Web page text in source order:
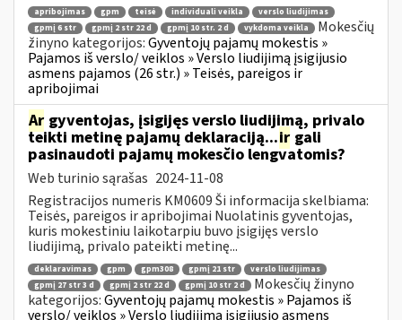
apribojimas gpm teisė individuali veikla
verslo liudijimas
gpmį 6 str
gpmį 2 str 22 d gpmį 10 str. 2 d vykdoma veikla
Mokesčių
žinyno kategorijos:Gyventojų pajamų mokestis »
Pajamos iš verslo/ veiklos » Verslo liudijimą įsigijusio
asmens pajamos (26 str.) » Teisės, pareigos ir
apribojimai
Ar gyventojas, įsigijęs verslo liudijimą, privalo
teikti metinę pajamų deklaraciją...ir gali
pasinaudoti pajamų mokesčio lengvatomis?
Web turinio sąrašas 2024-11-08
Registracijos numeris KM0609 Ši informacija skelbiama:
Teisės, pareigos ir apribojimai Nuolatinis gyventojas,
kuris mokestiniu laikotarpiu buvo įsigijęs verslo
liudijimą, privalo pateikti metinę...
deklaravimas gpm gpm308 gpmį 21 str
verslo liudijimas
gpmį 27 str 3 d
gpmį 2 str 22 d gpmį 10 str 2 d
Mokesčių žinyno
kategorijos:Gyventojų pajamų mokestis » Pajamos iš
verslo/ veiklos » Verslo liudijimą įsigijusio asmens